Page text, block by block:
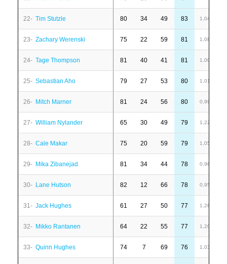
22- Tim Stutzle 80 34 49 83 1,04
23- Zachary Werenski 75 22 59 81 1,08
24- Tage Thompson 81 40 41 81 1,00
25- Sebastian Aho 79 27 53 80 1,01
26- Mitch Marner 81 24 56 80 0,99
27- William Nylander 65 30 49 79 1,22
28- Cale Makar 75 20 59 79 1,05
29- Mika Zibanejad 81 34 44 78 0,96
30- Lane Hutson 82 12 66 78 0,95
31- Jack Hughes 61 27 50 77 1,26
32- Mikko Rantanen 64 22 55 77 1,20
33- Quinn Hughes 74 7 69 76 1,03